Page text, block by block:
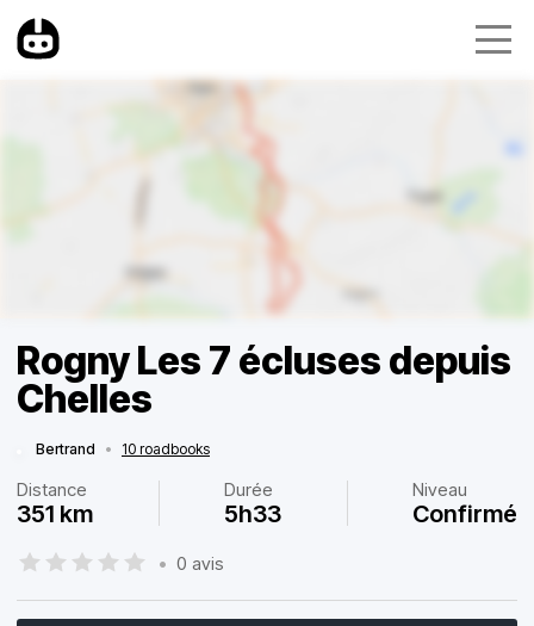
Rogny Les 7 écluses depuis
Chelles
Bertrand • 10 roadbooks
Distance
351 km
Durée
5h33
Niveau
Confirmé
• 0 avis